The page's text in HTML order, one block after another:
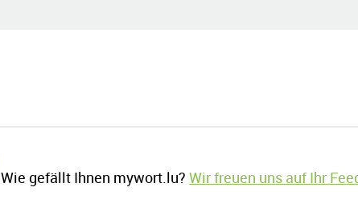
Wie gefällt Ihnen mywort.lu?Wir freuen uns auf Ihr